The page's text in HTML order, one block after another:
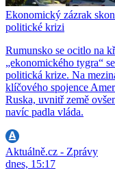
Ekonomický zázrak
politické krizi
Rumunsko se ocitlo na
„ekonomického tygra“
politická krize. Na
klíčového spojence
Ruska, uvnitř země
navíc padla vláda.
Aktuálně.cz - Zprávy
dnes, 15:17